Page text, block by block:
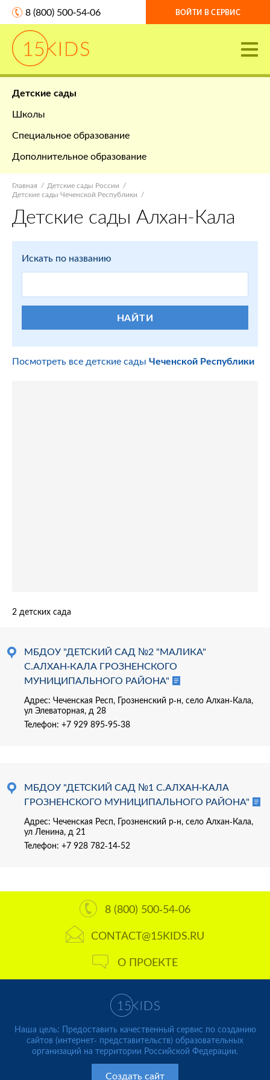
8 (800) 500-54-06 ВОЙТИ В СЕРВИС
Детские сады
Школы
Специальное образование
Дополнительное образование
Главная
Детские сады России
Детские сады Чеченской Республики
Детские сады Алхан-Кала
Искать по названию
НАЙТИ
Посмотреть все детские сады Чеченской Республики
2 детских сада
МБДОУ "ДЕТСКИЙ САД №2 "МАЛИКА"
С.АЛХАН-КАЛА ГРОЗНЕНСКОГО
МУНИЦИПАЛЬНОГО РАЙОНА"
Адрес: Чеченская Респ, Грозненский р-н, село Алхан-Кала,
ул Элеваторная, д 28
Телефон: +7 929 895-95-38
МБДОУ "ДЕТСКИЙ САД №1 С.АЛХАН-КАЛА
ГРОЗНЕНСКОГО МУНИЦИПАЛЬНОГО РАЙОНА"
Адрес: Чеченская Респ, Грозненский р-н, село Алхан-Кала,
ул Ленина, д 21
Телефон: +7 928 782-14-52
8 (800) 500-54-06
CONTACT@15KIDS.RU
О ПРОЕКТЕ
Наша цель: Предоставить качественный сервис по созданию
сайтов (интернет- представительств) образовательных
организаций на территории Российской Федерации.
Создать сайт